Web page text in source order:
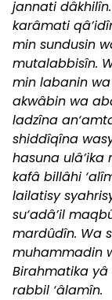
jannati
karâmati
min sundusin
mutalabbisîn.
min labanin wa
akwâbin wa
ladzîna
shiddîqîna
hasuna
kafâ billâhi
lailatisy
su‘adâ’il
mardûdîn. Wa
muhammadin
Birahmatika
rabbil ‘âlamîn.